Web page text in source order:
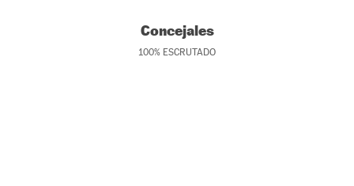
Concejales
100% ESCRUTADO